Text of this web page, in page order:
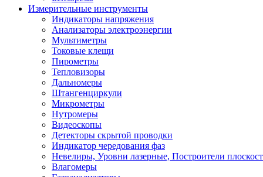
Измерительные инструменты
Индикаторы напряжения
Анализаторы электроэнергии
Мультиметры
Токовые клещи
Пирометры
Тепловизоры
Дальномеры
Штангенциркули
Микрометры
Нутромеры
Видеоскопы
Детекторы скрытой проводки
Индикатор чередования фаз
Невелиры, Уровни лазерные, Построители
Влагомеры